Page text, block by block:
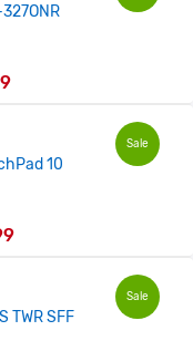
Sale
10
Sale
TWR SFF